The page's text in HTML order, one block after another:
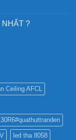
?
Ceiling AFCL
led tha 8058